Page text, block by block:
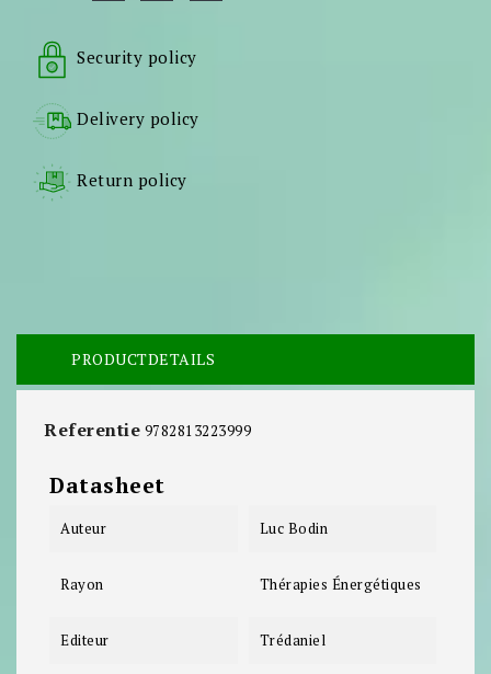
Security policy
Delivery policy
Return policy
PRODUCTDETAILS
Referentie 9782813223999
Datasheet
Auteur Luc Bodin
Rayon Thérapies Énergétiques
Editeur Trédaniel